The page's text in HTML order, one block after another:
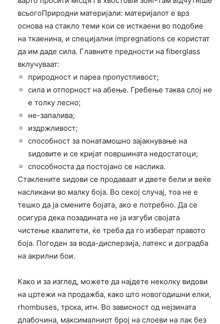
всьогоПриродни материјали: материјалот е врз
основа на стакло теми кои се исткаени во подобие
на ткаенина, и специјални impregnations се користат
да им даде сила. Главните предности на fiberglass
вклучуваат:
природност и пареа пропустливост;
сила и отпорност на абење. Гребење таква слој не
е толку лесно;
не-запалива;
издржливост;
способност за понатамошно зајакнување на
ѕидовите и се кријат површината недостатоци;
способноста да постојано се наслика.
Стаклените ѕидови се продаваат и двете бели и веќе
насликани во малку боја. Во секој случај, тоа не е
тешко да ја смените бојата, ако е потребно. Да се
осигура дека позадината не ја изгуби својата
чистење квалитети, ќе треба да го изберат правото
боја. Погоден за вода-дисперзија, латекс и доградба
на акрилни бои.
Како и за изглед, можете да најдете неколку видови
на цртежи на продажба, како што новогодишни елки,
rhombuses, трска, итн. Во зависност од нејзината
длабочина, максималниот број на слоеви на лак без